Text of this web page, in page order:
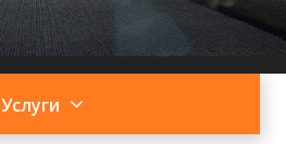
Услуги